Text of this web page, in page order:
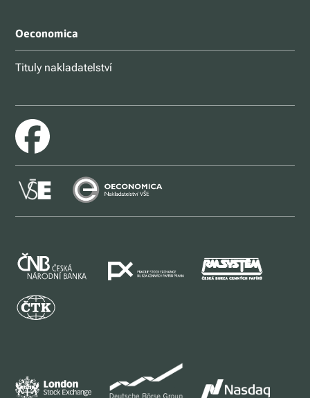
Oeconomica
Tituly nakladatelství